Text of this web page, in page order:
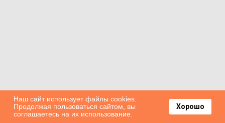
Наш сайт использует файлы cookies.
Продолжая пользоваться сайтом, вы
соглашаетесь на их использование.
Хорошо